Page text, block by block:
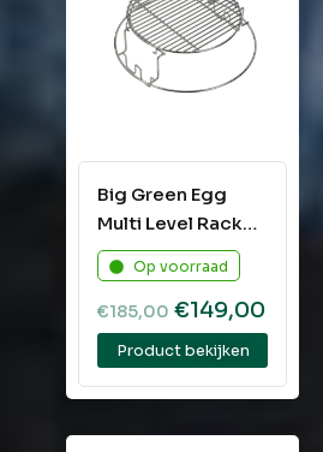
Big Green Egg
Multi Level Rack
Large
Op voorraad
€185,00 €149,00
Product bekijken